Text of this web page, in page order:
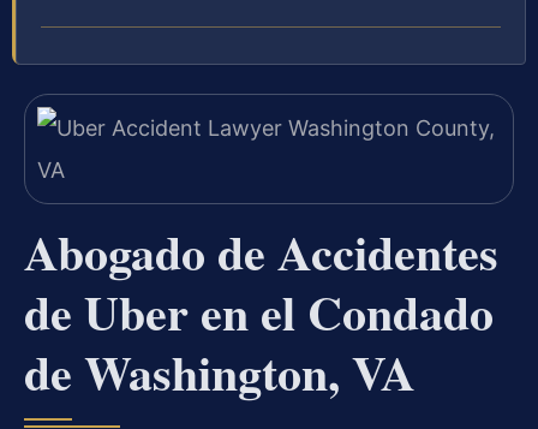
Abogado de Accidentes
de Uber en el Condado
de Washington, VA